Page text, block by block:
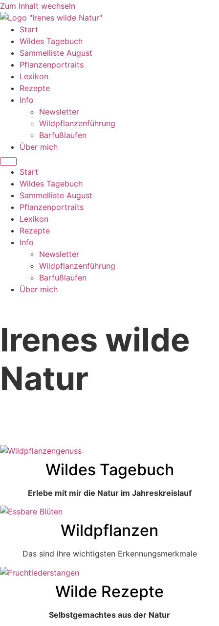
Zum Inhalt wechseln
Start
Wildes Tagebuch
Sammelliste August
Pflanzenportraits
Lexikon
Rezepte
Info
Newsletter
Wildpflanzenführung
Barfußlaufen
Über mich
Start
Wildes Tagebuch
Sammelliste August
Pflanzenportraits
Lexikon
Rezepte
Info
Newsletter
Wildpflanzenführung
Barfußlaufen
Über mich
Irenes wilde
Natur
Wildes Tagebuch
Erlebe mit mir die Natur im Jahreskreislauf
Wildpflanzen
Das sind ihre wichtigsten Erkennungsmerkmale
Wilde Rezepte
Selbstgemachtes aus der Natur